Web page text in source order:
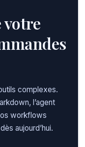
votre
complexes.
l’agent
workflows
aujourd’hui.